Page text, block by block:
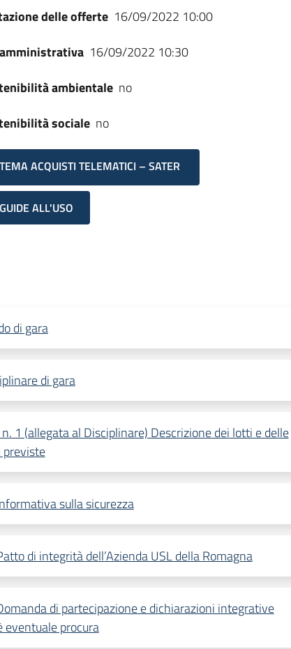
delle offerte 16/09/2022 10:00
16/09/2022 10:30
ambientale no
sociale no
ACQUISTI TELEMATICI – SATER
ALL'USO
di gara
di gara
n. 1 (allegata al Disciplinare) Descrizione dei lotti e delle
previste
sulla sicurezza
di integrità dell’Azienda USL della Romagna
di partecipazione e dichiarazioni integrative
eventuale procura